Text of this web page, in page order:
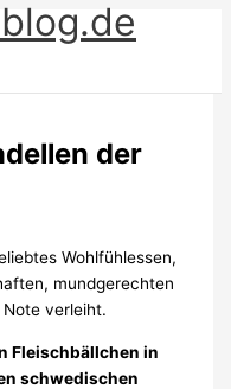
der
Wohlfühlessen,
mundgerechten
verleiht.
Fleischbällchen in
schwedischen